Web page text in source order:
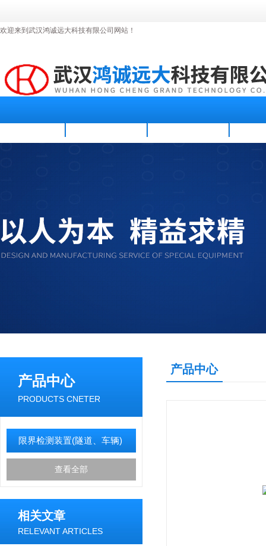
欢迎来到武汉鸿诚远大科技有限公司网站！
产品中心
PRODUCTS CNETER
限界检测装置(隧道、车辆)
查看全部
相关文章
RELEVANT ARTICLES
产品中心